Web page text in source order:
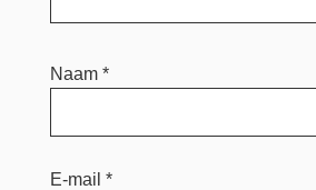
Naam *
E-mail *